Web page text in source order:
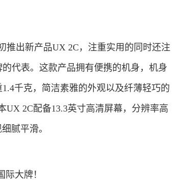
推出新产品UX 2C，注重实用的同时还注
代表。这款产品拥有便携的机身，机身
千克，简洁素雅的外观以及纤薄轻巧的
2C配备13.3英寸高清屏幕，分辨率高
腻平滑。